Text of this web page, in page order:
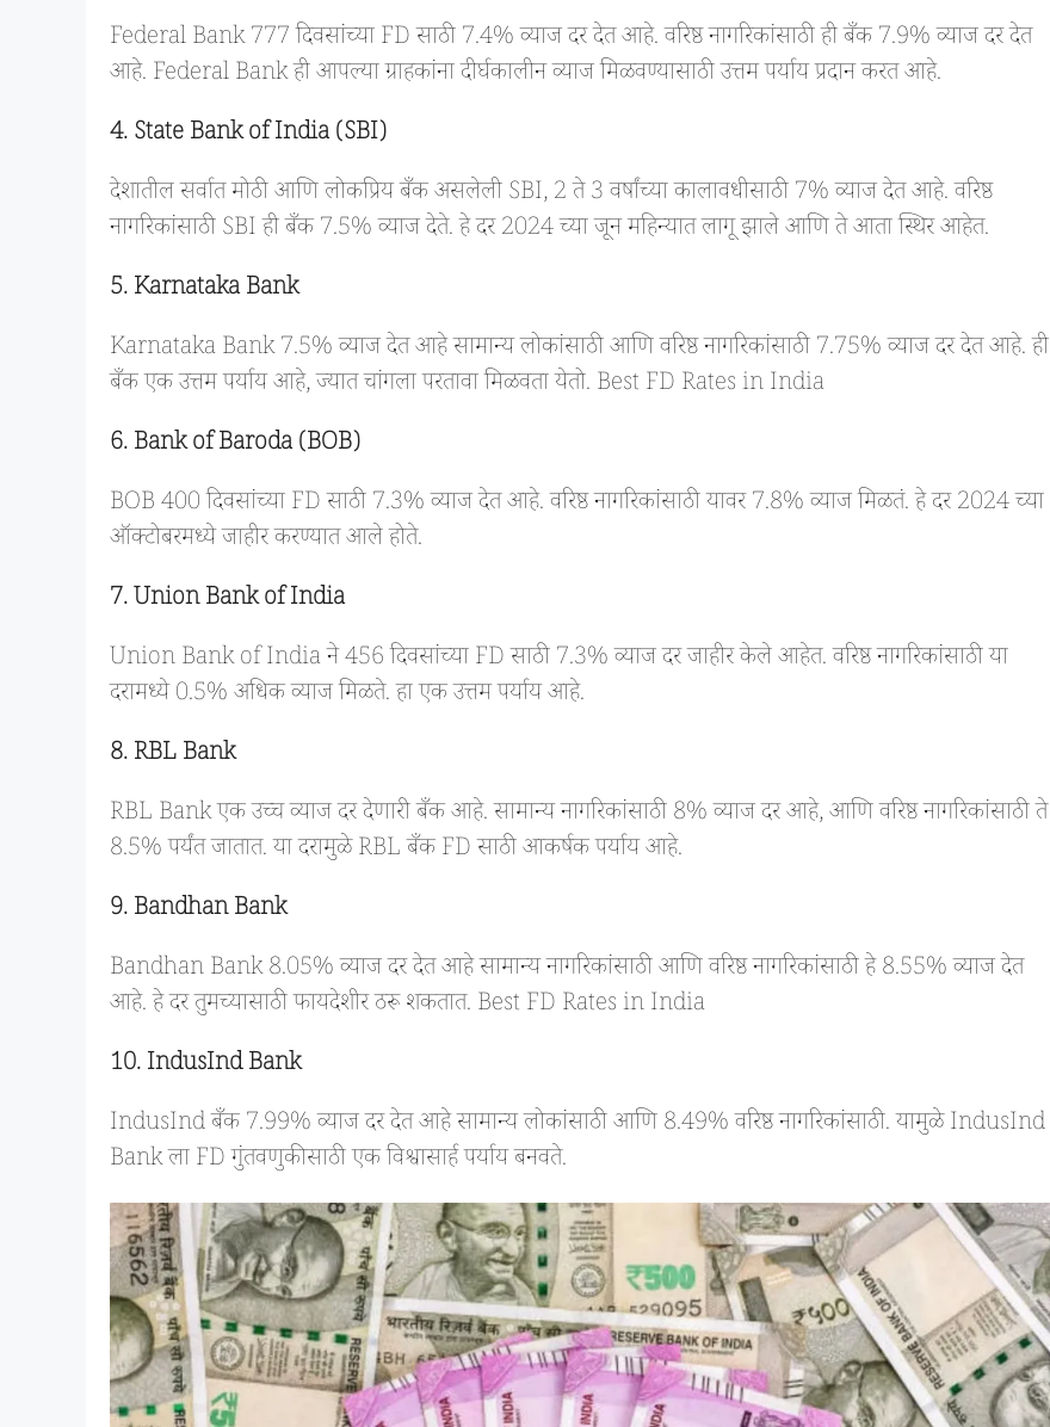
Federal Bank 777 दिवसांच्या FD साठी 7.4% व्याज दर देत आहे. वरिष्ठ नागरिकांसाठी ही बँक 7.9% व्याज दर देत
आहे. Federal Bank ही आपल्या ग्राहकांना दीर्घकालीन व्याज मिळवण्यासाठी उत्तम पर्याय प्रदान करत आहे.
4. State Bank of India (SBI)
देशातील सर्वात मोठी आणि लोकप्रिय बँक असलेली SBI, 2 ते 3 वर्षांच्या कालावधीसाठी 7% व्याज देत आहे. वरिष्ठ
नागरिकांसाठी SBI ही बँक 7.5% व्याज देते. हे दर 2024 च्या जून महिन्यात लागू झाले आणि ते आता स्थिर आहेत.
5. KarnatakaBank
Karnataka Bank 7.5% व्याज देत आहे सामान्य लोकांसाठी आणि वरिष्ठ नागरिकांसाठी 7.75% व्याज दर देत आहे. ही
बँक एक उत्तम पर्याय आहे, ज्यात चांगला परतावा मिळवता येतो. Best FD Rates in India
6. Bank of Baroda (BOB)
BOB 400 दिवसांच्या FD साठी 7.3% व्याज देत आहे. वरिष्ठ नागरिकांसाठी यावर 7.8% व्याज मिळतं. हे दर 2024 च्या
ऑक्टोबरमध्ये जाहीर करण्यात आले होते.
7. Union Bank of India
Union Bank of India ने 456 दिवसांच्या FD साठी 7.3% व्याज दर जाहीर केले आहेत. वरिष्ठ नागरिकांसाठी या
दरामध्ये 0.5% अधिक व्याज मिळते. हा एक उत्तम पर्याय आहे.
8. RBLBank
RBL Bank एक उच्च व्याज दर देणारी बँक आहे. सामान्य नागरिकांसाठी 8% व्याज दर आहे, आणि वरिष्ठ नागरिकांसाठी ते
8.5% पर्यंत जातात. या दरामुळे RBL बँक FD साठी आकर्षक पर्याय आहे.
9. BandhanBank
Bandhan Bank 8.05% व्याज दर देत आहे सामान्य नागरिकांसाठी आणि वरिष्ठ नागरिकांसाठी हे 8.55% व्याज देत
आहे. हे दर तुमच्यासाठी फायदेशीर ठरू शकतात. Best FD Rates in India
10. IndusInd Bank
IndusInd बँक 7.99% व्याज दर देत आहे सामान्य लोकांसाठी आणि 8.49% वरिष्ठ नागरिकांसाठी. यामुळे IndusInd
Bank ला FD गुंतवणुकीसाठी एक विश्वासार्ह पर्याय बनवते.